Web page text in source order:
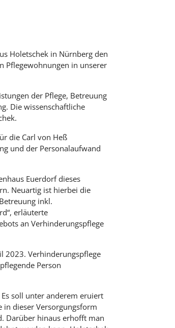
Holetschek in Nürnberg den
Pflegewohnungen in unserer
der Pflege, Betreuung
Die wissenschaftliche
die Carl von Heß
und der Personalaufwand
Euerdorf dieses
Neuartig ist hierbei die
inkl.
erläuterte
an Verhinderungspflege
2023. Verhinderungspflege
Person
soll unter anderem eruiert
dieser Versorgungsform
Darüber hinaus erhofft man